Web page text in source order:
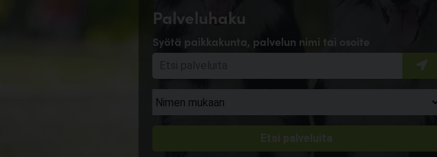
Palveluhaku
Syötä paikkakunta, palvelun nimi tai osoite